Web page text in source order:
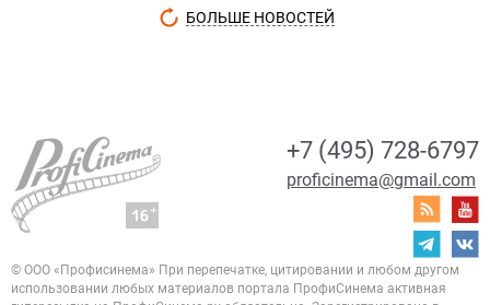
БОЛЬШЕ НОВОСТЕЙ
+7 (495) 728-6797
proficinema@gmail.com
© ООО «Профисинема» При перепечатке, цитировании и любом другом
использовании любых материалов портала ПрофиСинема активная